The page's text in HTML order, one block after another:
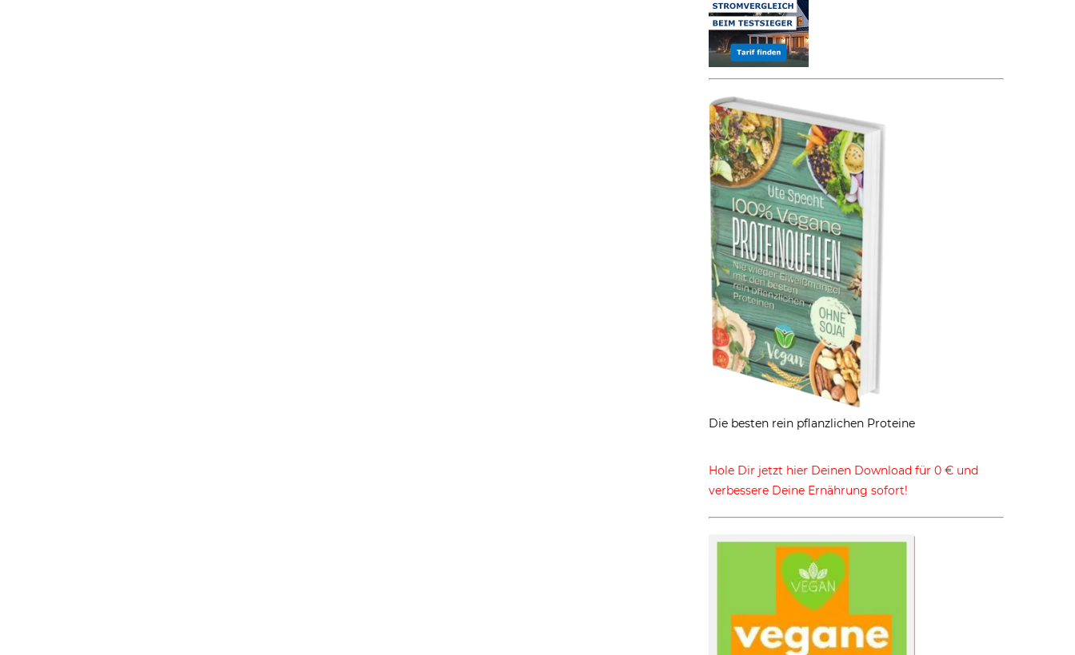
Die besten rein pflanzlichen Proteine
Hole Dir jetzt hier Deinen Download für 0 € und
verbessere Deine Ernährung sofort!